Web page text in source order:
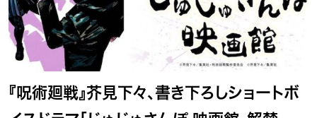
『呪術廻戦』芥見下々、書き下ろしショートボ